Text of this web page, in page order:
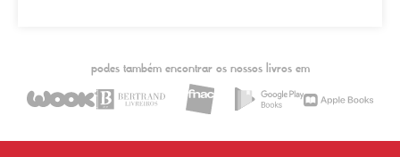
podes também encontrar os nossos livros em